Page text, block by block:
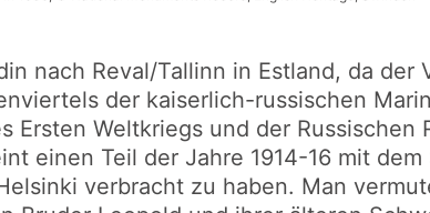
nach Reval/Tallinn in Estland, da der
der kaiserlich-russischen
Ersten Weltkriegs und der Russischen
einen Teil der Jahre 1914-16 mit
verbracht zu haben. Man